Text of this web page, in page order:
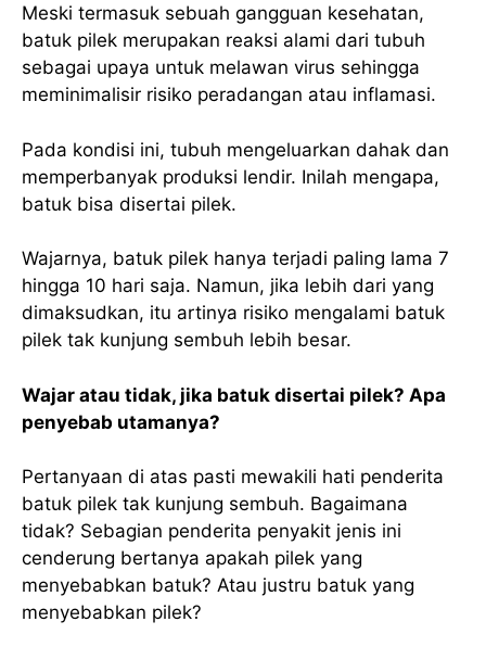
Meski termasuk sebuah gangguan kesehatan,
batuk pilek merupakan reaksi alami dari tubuh
sebagai upaya untuk melawan virus sehingga
meminimalisir risiko peradangan atau inflamasi.
Pada kondisi ini, tubuh mengeluarkan dahak dan
memperbanyak produksi lendir. Inilah mengapa,
batuk bisa disertai pilek.
Wajarnya, batuk pilek hanya terjadi paling lama 7
hingga 10 hari saja. Namun, jika lebih dari yang
dimaksudkan, itu artinya risiko mengalami batuk
pilek tak kunjung sembuh lebih besar.
Wajar atau tidak, jika batuk disertai pilek? Apa
penyebab utamanya?
Pertanyaan di atas pasti mewakili hati penderita
batuk pilek tak kunjung sembuh. Bagaimana
tidak? Sebagian penderita penyakit jenis ini
cenderung bertanya apakah pilek yang
menyebabkan batuk? Atau justru batuk yang
menyebabkan pilek?